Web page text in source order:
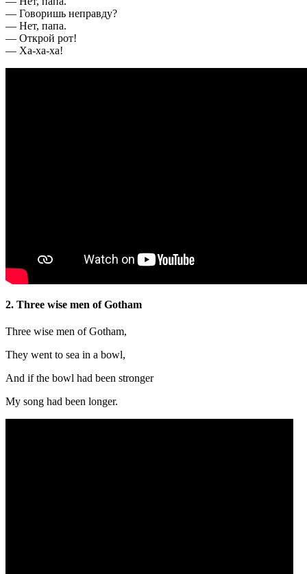
— Говоришь неправду?
— Нет, папа.
— Открой рот!
— Ха-ха-ха!
2. Three wise men of Gotham
Three wise men of Gotham,
They went to sea in a bowl,
And if the bowl had been stronger
My song had been longer.